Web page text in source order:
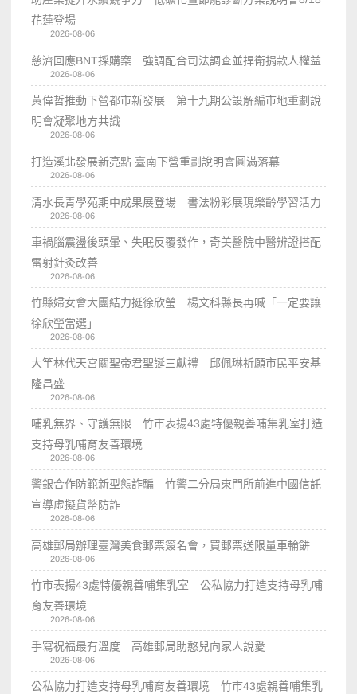
花蓮登場
2026-08-06
慈濟回應BNT採購案 強調配合司法調查並捍衛捐款人權益
2026-08-06
黃偉哲推動下營都市新發展 第十九期公設解編市地重劃說
明會凝聚地方共識
2026-08-06
打造溪北發展新亮點 臺南下營重劃說明會圓滿落幕
2026-08-06
清水長青學苑期中成果展登場 書法粉彩展現樂齡學習活力
2026-08-06
車禍腦震盪後頭暈、失眠反覆發作，奇美醫院中醫辨證搭配
雷射針灸改善
2026-08-06
竹縣婦女會大團結力挺徐欣瑩 楊文科縣長再喊「一定要讓
徐欣瑩當選」
2026-08-06
大竿林代天宮關聖帝君聖誕三獻禮 邱佩琳祈願市民平安基
隆昌盛
2026-08-06
哺乳無界、守護無限 竹市表揚43處特優親善哺集乳室打造
支持母乳哺育友善環境
2026-08-06
警銀合作防範新型態詐騙 竹警二分局東門所前進中國信託
宣導虛擬貨幣防詐
2026-08-06
高雄郵局辦理臺灣美食郵票簽名會，買郵票送限量車輪餅
2026-08-06
竹市表揚43處特優親善哺集乳室 公私協力打造支持母乳哺
育友善環境
2026-08-06
手寫祝福最有溫度 高雄郵局助憨兒向家人說愛
2026-08-06
公私協力打造支持母乳哺育友善環境 竹市43處親善哺集乳